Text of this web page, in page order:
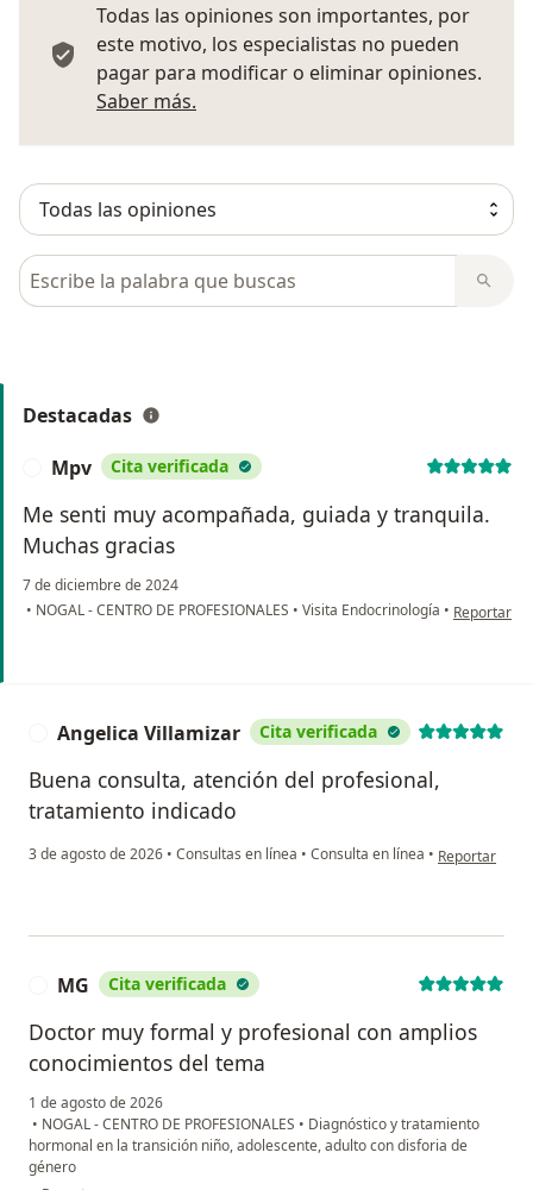
Todas las opiniones son importantes, por
este motivo, los especialistas no pueden
pagar para modificar o eliminar opiniones.
Saber más.
Busca en opiniones
Destacadas
Mpv Cita verificada
Me senti muy acompañada, guiada y tranquila.
Muchas gracias
7 de diciembre de 2024
• NOGAL - CENTRO DE PROFESIONALES • Visita Endocrinología • en opinión
Reportar
Angelica Villamizar Cita verificada
Buena consulta, atención del profesional,
tratamiento indicado
3 de agosto de 2026 • Consultas en línea • Consulta en línea • en opinión
Reportar
MG Cita verificada
Doctor muy formal y profesional con amplios
conocimientos del tema
1 de agosto de 2026
• NOGAL - CENTRO DE PROFESIONALES • Diagnóstico y tratamiento
hormonal en la transición niño, adolescente, adulto con disforia de
género